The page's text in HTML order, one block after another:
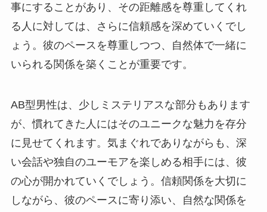
事にすることがあり、その距離感を尊重してくれ
る人に対しては、さらに信頼感を深めていくでし
ょう。彼のペースを尊重しつつ、自然体で一緒に
いられる関係を築くことが重要です。
AB型男性は、少しミステリアスな部分もあります
が、慣れてきた人にはそのユニークな魅力を存分
に見せてくれます。気まぐれでありながらも、深
い会話や独自のユーモアを楽しめる相手には、彼
の心が開かれていくでしょう。信頼関係を大切に
しながら、彼のペースに寄り添い、自然な関係を